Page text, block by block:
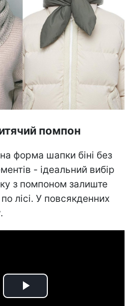
помпон
форма шапки біні без
- ідеальний вибір
з помпоном залиште
лісі. У повсякденних
Play